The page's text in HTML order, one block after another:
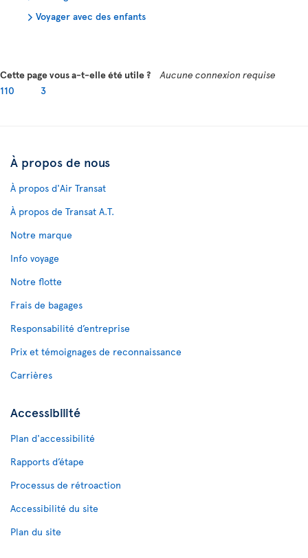
Voyager avec des enfants
Cette page vous a-t-elle été utile ?
Aucune connexion requise
110
3
À propos de nous
À propos d'Air Transat
À propos de Transat A.T.
Notre marque
Info voyage
Notre flotte
Frais de bagages
Responsabilité d’entreprise
Prix et témoignages de reconnaissance
Carrières
Accessibilité
Plan d'accessibilité
Rapports d’étape
Processus de rétroaction
Accessibilité du site
Plan du site